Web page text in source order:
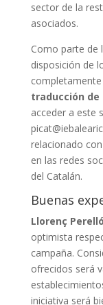
sector de la
asociados.
Como parte de
disposición de
traducción de
acceder a este
relacionado
en las redes
del Catalán.
Buenas
Llorenç Perelló
optimista
campaña.
ofrecidos será
iniciativa será